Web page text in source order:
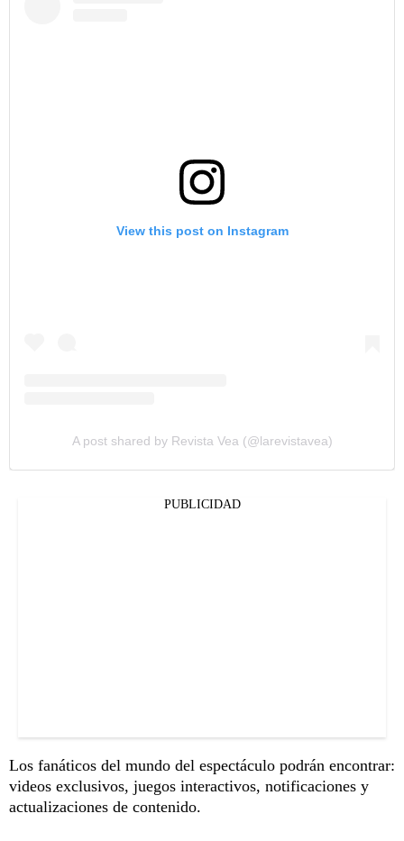
View this post on Instagram
A post shared by Revista Vea (@larevistavea)
PUBLICIDAD
Los fanáticos del mundo del espectáculo podrán encontrar:
videos exclusivos, juegos interactivos, notificaciones y
actualizaciones de contenido.